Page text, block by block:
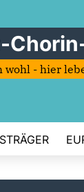
- hier